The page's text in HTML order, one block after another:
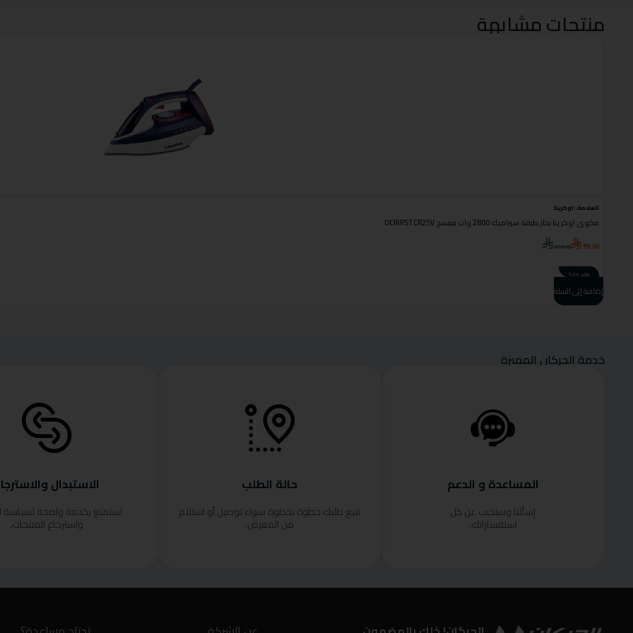
منتجات مشابهة
العلامة: اوكرينا
مكوى اوكرينا بخار طبقة سيراميك 2800 وات بنفسج OCRIRSTCR25V
150.00 99.00
وفر 34%
إضافة إلى السلة
خدمة الحركان المميزة
المساعدة و الدعم
إسألنا وسنجيب عن كل
استفساراتك.
حالة الطلب
تتبع طلبك خطوة بخطوة سواء توصيل أو استلام
من المعرض.
الاستبدال
استمتع بخدمة واضحة لسياسة
واسترجاع المنتجات.